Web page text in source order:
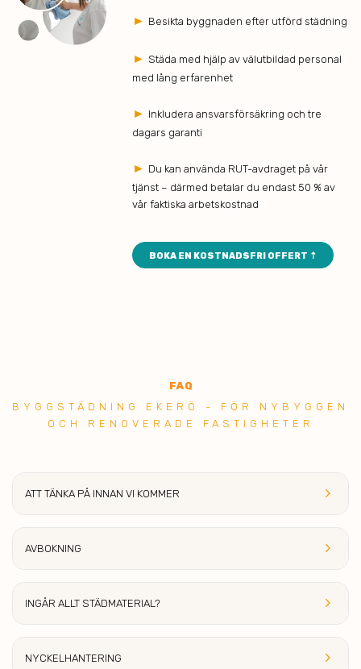
► Besikta byggnaden efter utförd städning
► Städa med hjälp av välutbildad personal
med lång erfarenhet
► Inkludera ansvarsförsäkring och tre
dagars garanti
► Du kan använda RUT-avdraget på vår
tjänst – därmed betalar du endast 50 % av
vår faktiska arbetskostnad
BOKA EN KOSTNADSFRI OFFERT ⇡
FAQ
BYGGSTÄDNING EKERÖ - FÖR NYBYGGEN
OCH RENOVERADE FASTIGHETER
keyboard_arrow_right
ATT TÄNKA PÅ INNAN VI KOMMER
keyboard_arrow_right
AVBOKNING
keyboard_arrow_right
INGÅR ALLT STÄDMATERIAL?
keyboard_arrow_right
NYCKEL HANTERING